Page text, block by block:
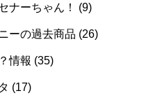
ナーちゃん！ (9)
ーの過去商品 (26)
情報 (35)
(17)